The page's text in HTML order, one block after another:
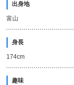
出身地
富山
身長
174cm
趣味